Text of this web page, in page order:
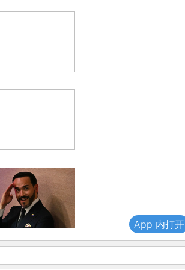
App 内打开